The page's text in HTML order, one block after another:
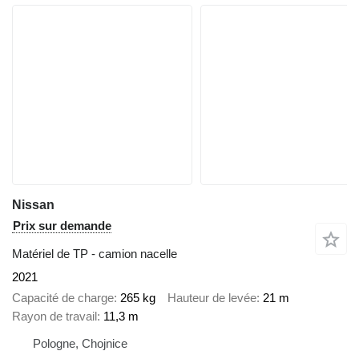
Nissan
Prix sur demande
Matériel de TP - camion nacelle
2021
Capacité de charge 265 kg Hauteur de levée 21 m
Rayon de travail 11,3 m
Pologne, Chojnice